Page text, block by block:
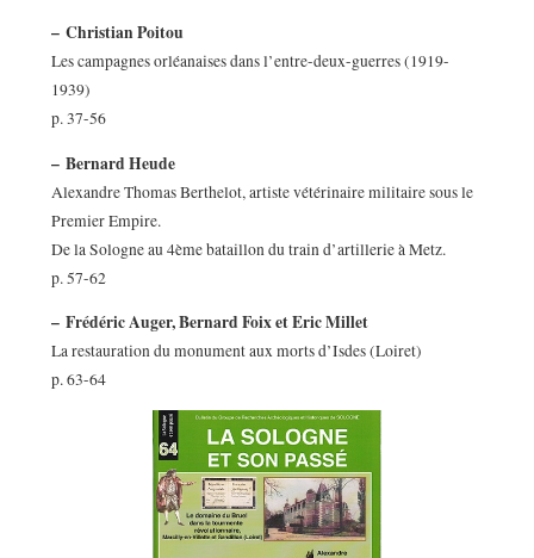
– Christian Poitou
Les campagnes orléanaises dans l’entre-deux-guerres (1919-
1939)
p. 37-56
– Bernard Heude
Alexandre Thomas Berthelot, artiste vétérinaire militaire sous le
Premier Empire.
De la Sologne au 4ème bataillon du train d’artillerie à Metz.
p. 57-62
– Frédéric Auger, Bernard Foix et Eric Millet
La restauration du monument aux morts d’Isdes (Loiret)
p. 63-64